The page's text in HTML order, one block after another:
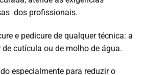
dos profissionais.
e pedicure de qualquer técnica: a
cutícula ou de molho de água.
especialmente para reduzir o